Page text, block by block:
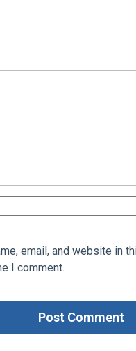
email, and website in
I comment.